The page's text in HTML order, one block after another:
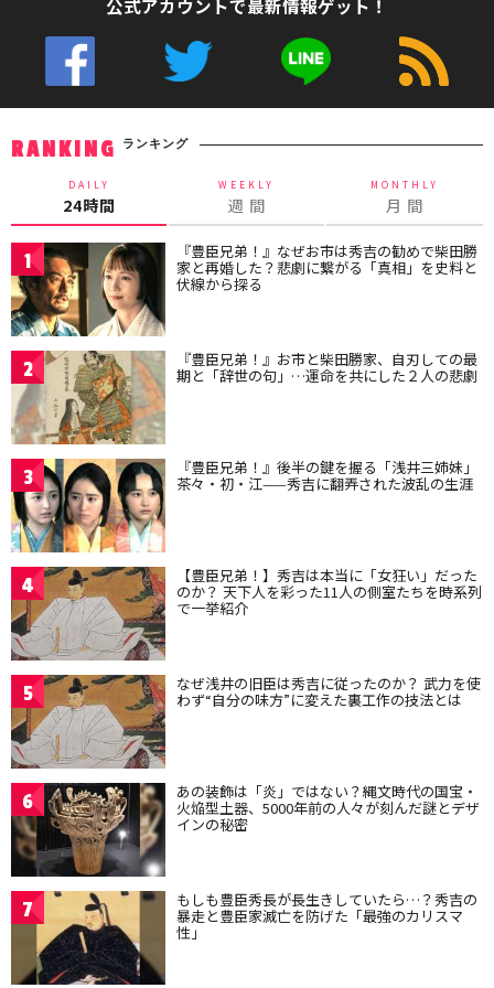
公式アカウントで最新情報ゲット！
RANKING ランキング
DAILY
24時間
WEEKLY
週 間
MONTHLY
月 間
1 『豊臣兄弟！』なぜお市は秀吉の勧めで柴田勝
家と再婚した？悲劇に繋がる「真相」を史料と
伏線から探る
2 『豊臣兄弟！』お市と柴田勝家、自刃しての最
期と「辞世の句」…運命を共にした２人の悲劇
3 『豊臣兄弟！』後半の鍵を握る「浅井三姉妹」
茶々・初・江——秀吉に翻弄された波乱の生涯
4 【豊臣兄弟！】秀吉は本当に「女狂い」だった
のか？ 天下人を彩った11人の側室たちを時系列
で一挙紹介
5 なぜ浅井の旧臣は秀吉に従ったのか？ 武力を使
わず“自分の味方”に変えた裏工作の技法とは
6 あの装飾は「炎」ではない？縄文時代の国宝・
火焔型土器、5000年前の人々が刻んだ謎とデザ
インの秘密
7 もしも豊臣秀長が長生きしていたら…？秀吉の
暴走と豊臣家滅亡を防げた「最強のカリスマ
性」